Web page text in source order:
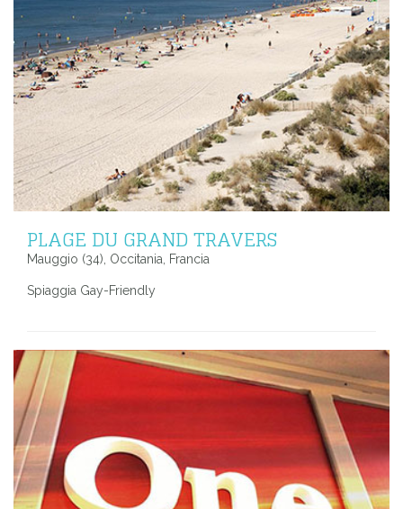
PLAGE DU GRAND TRAVERS
Mauggio (34), Occitania, Francia
Spiaggia Gay-Friendly